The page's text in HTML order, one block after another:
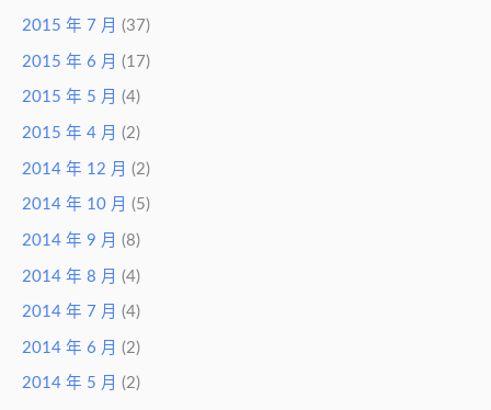
2015 年 7 月 (37)
2015 年 6 月 (17)
2015 年 5 月 (4)
2015 年 4 月 (2)
2014 年 12 月 (2)
2014 年 10 月 (5)
2014 年 9 月 (8)
2014 年 8 月 (4)
2014 年 7 月 (4)
2014 年 6 月 (2)
2014 年 5 月 (2)